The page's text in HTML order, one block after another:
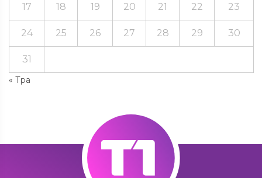
« Тра
17 18 19 20 21 22 23
24 25 26 27 28 29 30
31